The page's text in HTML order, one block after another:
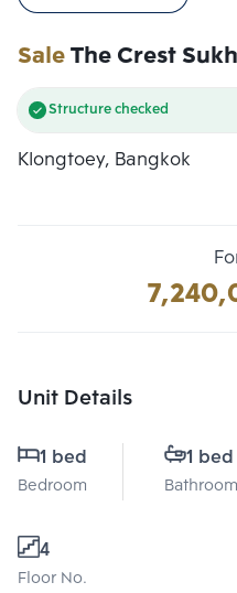
SaleThe Crest
Structure checked
Klongtoey, Bangkok
Unit Details
1 bed
Bedroom
1 bed
Bathroom
4
Floor No.